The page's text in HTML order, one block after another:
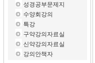
성경공부문제지
수양회강의
특강
구약강의자료실
신약강의자료실
강의안책자